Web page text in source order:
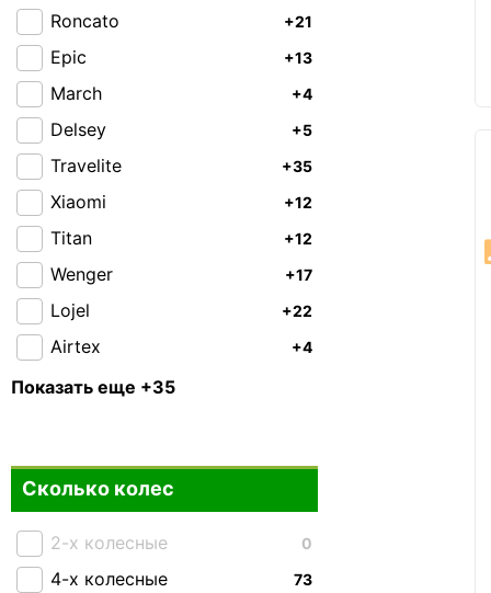
+21
Roncato
+13
Epic
+4
March
+5
Delsey
+35
Travelite
+12
Xiaomi
+12
Titan
+17
Wenger
+22
Lojel
+4
Airtex
American Tourister
CAT
Показать еще +35
Сколько колес
0
2-х колесные
73
4-х колесные